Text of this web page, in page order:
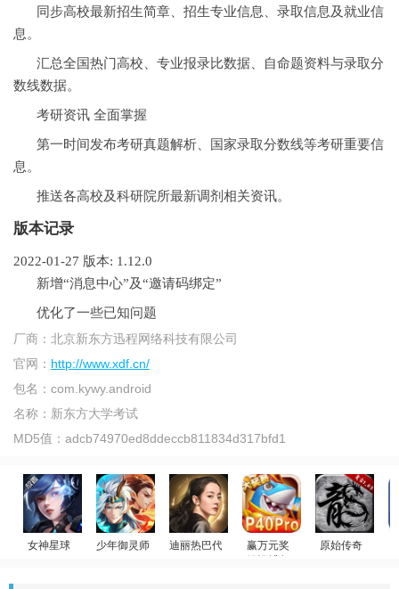
同步高校最新招生简章、招生专业信息、录取信息及就业信
息。
汇总全国热门高校、专业报录比数据、自命题资料与录取分
数线数据。
考研资讯 全面掌握
第一时间发布考研真题解析、国家录取分数线等考研重要信
息。
推送各高校及科研院所最新调剂相关资讯。
版本记录
2022-01-27 版本: 1.12.0
新增“消息中心”及“邀请码绑定”
优化了一些已知问题
厂商： 北京新东方迅程网络科技有限公司
官网： http://www.xdf.cn/
包名： com.kywy.android
名称： 新东方大学考试
MD5值： adcb74970ed8ddeccb811834d317bfd1
女神星球
少年御灵师
迪丽热巴代言
赢万元奖
姚记捕鱼
原始传奇